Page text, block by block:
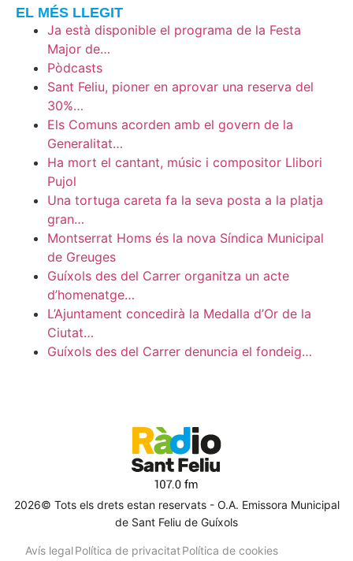
EL MÉS LLEGIT
Ja està disponible el programa de la Festa
Major de…
Pòdcasts
Sant Feliu, pioner en aprovar una reserva del
30%…
Els Comuns acorden amb el govern de la
Generalitat…
Ha mort el cantant, músic i compositor Llibori
Pujol
Una tortuga careta fa la seva posta a la platja
gran…
Montserrat Homs és la nova Síndica Municipal
de Greuges
Guíxols des del Carrer organitza un acte
d’homenatge…
L’Ajuntament concedirà la Medalla d’Or de la
Ciutat…
Guíxols des del Carrer denuncia el fondeig…
2026© Tots els drets estan reservats - O.A. Emissora Municipal
de Sant Feliu de Guíxols
Avís legal Política de privacitatPolítica de cookies